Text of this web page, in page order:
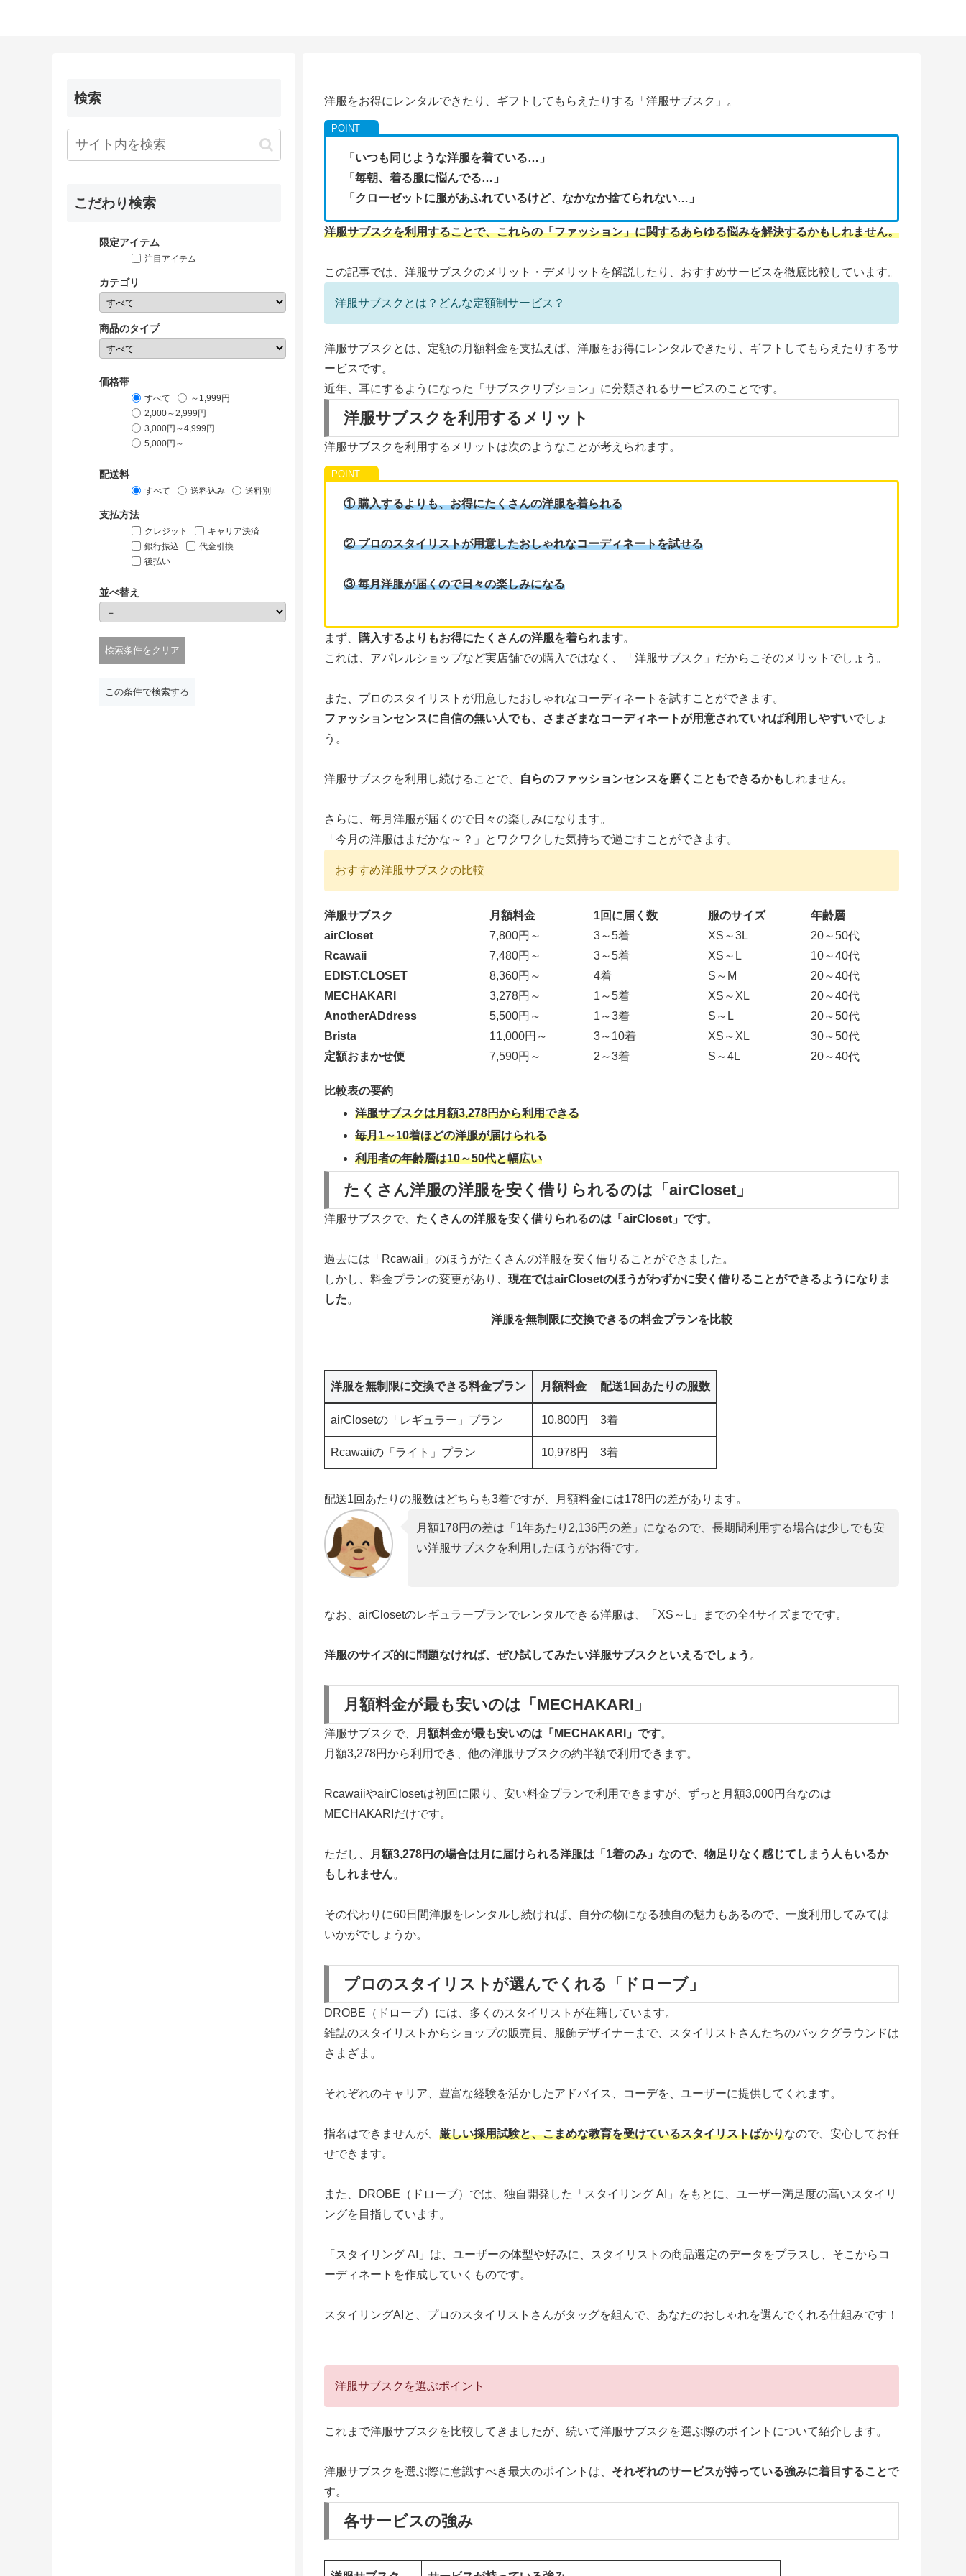
洋服をお得にレンタルできたり、ギフトしてもらえたりする「洋服サブスク」。
「いつも同じような洋服を着ている…」
「毎朝、着る服に悩んでる…」
「クローゼットに服があふれているけど、なかなか捨てられない…」
洋服サブスクを利用することで、これらの「ファッション」に関するあらゆる悩みを解決するかもしれません。
この記事では、洋服サブスクのメリット・デメリットを解説したり、おすすめサービスを徹底比較しています。
洋服サブスクとは？どんな定額制サービス？
洋服サブスクとは、定額の月額料金を支払えば、洋服をお得にレンタルできたり、ギフトしてもらえたりするサ
ービスです。
近年、耳にするようになった「サブスクリプション」に分類されるサービスのことです。
洋服サブスクを利用するメリット
洋服サブスクを利用するメリットは次のようなことが考えられます。
① 購入するよりも、お得にたくさんの洋服を着られる
② プロのスタイリストが用意したおしゃれなコーディネートを試せる
③ 毎月洋服が届くので日々の楽しみになる
まず、 購入するよりもお得にたくさんの洋服を着られます。
これは、アパレルショップなど実店舗での購入ではなく、「洋服サブスク」だからこそのメリットでしょう。
また、プロのスタイリストが用意したおしゃれなコーディネートを試すことができます。
ファッションセンスに自信の無い人でも、さまざまなコーディネートが用意されていれば利用しやすいでしょ
う。
洋服サブスクを利用し続けることで、 自らのファッションセンスを磨くこともできるかも しれません。
さらに、毎月洋服が届くので日々の楽しみになります。
「今月の洋服はまだかな～？」とワクワクした気持ちで過ごすことができます。
おすすめ洋服サブスクの比較
洋服サブスク 月額料金 1回に届く数 服のサイズ
年齢層
airCloset
7,800円～ 3～5着 XS～3L
20～50代
Rcawaii
7,480円～ 3～5着 XS～L
10～40代
EDIST.CLOSET
8,360円～ 4着 S～M
20～40代
MECHAKARI
3,278円～ 1～5着 XS～XL
20～40代
AnotherADdress
5,500円～ 1～3着 S～L
20～50代
Brista
11,000円～ 3～10着 XS～XL
30～50代
定額おまかせ便
7,590円～ 2～3着 S～4L 20～40代
比較表の要約
洋服サブスクは月額3,278円から利用できる
毎月1～10着ほどの洋服が届けられる
利用者の年齢層は10～50代と幅広い
たくさん洋服の洋服を安く借りられるのは「airCloset」
洋服サブスクで、 たくさんの洋服を安く借りられるのは「airCloset」です。
過去には「Rcawaii」のほうがたくさんの洋服を安く借りることができました。
しかし、料金プランの変更があり、 現在ではairClosetのほうがわずかに安く借りることができるようになりま
した。
洋服を無制限に交換できるの料金プランを比較
洋服を無制限に交換できる料金プラン 月額料金 配送1回あたりの服数
airClosetの「レギュラー」プラン 10,800円 3着
Rcawaiiの「ライト」プラン 10,978円 3着
配送1回あたりの服数はどちらも3着ですが、月額料金には178円の差があります。
月額178円の差は「1年あたり2,136円の差」になるので、長期間利用する場合は少しでも安
い洋服サブスクを利用したほうがお得です。
なお、airClosetのレギュラープランでレンタルできる洋服は、「XS～L」までの全4サイズまでです。
洋服のサイズ的に問題なければ、ぜひ試してみたい洋服サブスクといえるでしょう 。
月額料金が最も安いのは「MECHAKARI」
洋服サブスクで、 月額料金が最も安いのは「MECHAKARI」です。
月額3,278円から利用でき、他の洋服サブスクの約半額で利用できます。
RcawaiiやairClosetは初回に限り、安い料金プランで利用できますが、ずっと月額3,000円台なのは
MECHAKARIだけです。
ただし、
月額3,278円の場合は月に届けられる洋服は「1着のみ」なので、物足りなく感じてしまう人もいるか
もしれません。
その代わりに60日間洋服をレンタルし続ければ、自分の物になる独自の魅力もあるので、一度利用してみては
いかがでしょうか。
プロのスタイリストが選んでくれる「ドローブ」
DROBE（ドローブ）には、多くのスタイリストが在籍しています。
雑誌のスタイリストからショップの販売員、服飾デザイナーまで、スタイリストさんたちのバックグラウンドは
さまざま。
それぞれのキャリア、豊富な経験を活かしたアドバイス、コーデを、ユーザーに提供してくれます。
指名はできませんが、 厳しい採用試験と、こまめな教育を受けているスタイリストばかりなので、安心してお任
せできます。
また、DROBE（ドローブ）では、独自開発した「スタイリング AI」をもとに、ユーザー満足度の高いスタイリ
ングを目指しています。
「スタイリング AI」は、ユーザーの体型や好みに、スタイリストの商品選定のデータをプラスし、そこからコ
ーディネートを作成していくものです。
スタイリングAIと、プロのスタイリストさんがタッグを組んで、あなたのおしゃれを選んでくれる仕組みです！
洋服サブスクを選ぶポイント
これまで洋服サブスクを比較してきましたが、続いて洋服サブスクを選ぶ際のポイントについて紹介します。
洋服サブスクを選ぶ際に意識すべき最大のポイントは、 それぞれのサービスが持っている強みに着目することで
す。
各サービスの強み
検索
こだわり検索
限定アイテム
注目アイテム
カテゴリ
商品のタイプ
価格帯
すべて
～1,999円
2,000～2,999円
3,000円～4,999円
5,000円～
配送料
すべて 送料込み 送料別
支払方法
クレジット
キャリア決済
銀行振込
代金引換
後払い
並べ替え